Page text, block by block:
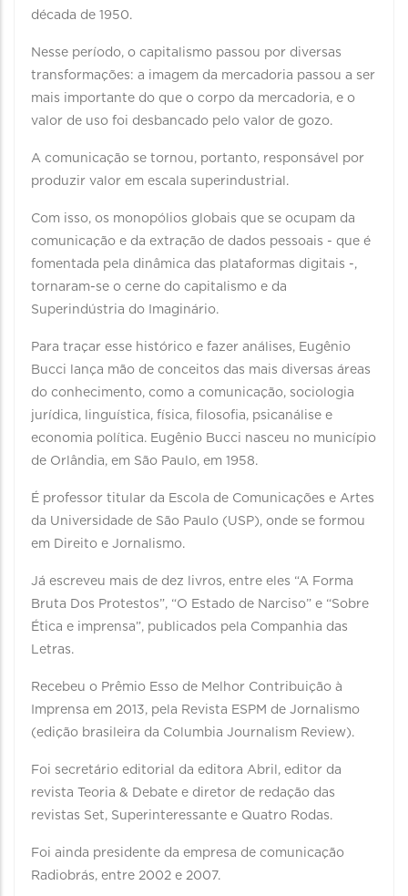
década de 1950.
Nesse período, o capitalismo passou por diversas
transformações: a imagem da mercadoria passou a ser
mais importante do que o corpo da mercadoria, e o
valor de uso foi desbancado pelo valor de gozo.
A comunicação se tornou, portanto, responsável por
produzir valor em escala superindustrial.
Com isso, os monopólios globais que se ocupam da
comunicação e da extração de dados pessoais - que é
fomentada pela dinâmica das plataformas digitais -,
tornaram-se o cerne do capitalismo e da
Superindústria do Imaginário.
Para traçar esse histórico e fazer análises, Eugênio
Bucci lança mão de conceitos das mais diversas áreas
do conhecimento, como a comunicação, sociologia
jurídica, linguística, física, filosofia, psicanálise e
economia política. Eugênio Bucci nasceu no município
de Orlândia, em São Paulo, em 1958.
É professor titular da Escola de Comunicações e Artes
da Universidade de São Paulo (USP), onde se formou
em Direito e Jornalismo.
Já escreveu mais de dez livros, entre eles “A Forma
Bruta Dos Protestos”, “O Estado de Narciso” e “Sobre
Ética e imprensa”, publicados pela Companhia das
Letras.
Recebeu o Prêmio Esso de Melhor Contribuição à
Imprensa em 2013, pela Revista ESPM de Jornalismo
(edição brasileira da Columbia Journalism Review).
Foi secretário editorial da editora Abril, editor da
revista Teoria & Debate e diretor de redação das
revistas Set, Superinteressante e Quatro Rodas.
Foi ainda presidente da empresa de comunicação
Radiobrás, entre 2002 e 2007.